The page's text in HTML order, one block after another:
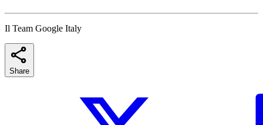
Il Team Google Italy
Share